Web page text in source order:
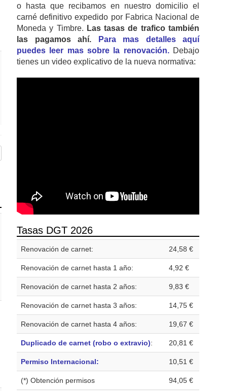
o hasta que recibamos en nuestro domicilio el
carné definitivo expedido por Fabrica Nacional de
Moneda y Timbre. Las tasas de trafico también
las pagamos ahí.
Para mas detalles aquí
puedes leer mas sobre la renovación.Debajo
tienes un video explicativo de la nueva normativa:
Tasas DGT 2026
Renovación de carnet: 24,58 €
Renovación de carnet hasta 1 año: 4,92 €
Renovación de carnet hasta 2 años: 9,83 €
Renovación de carnet hasta 3 años: 14,75 €
Renovación de carnet hasta 4 años: 19,67 €
Duplicado de carnet (robo o extravio): 20,81 €
Permiso Internacional: 10,51 €
(*) Obtención permisos 94,05 €